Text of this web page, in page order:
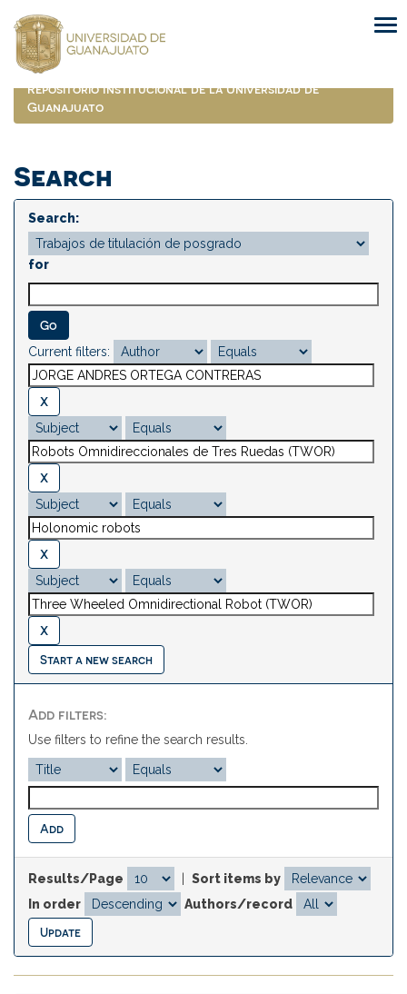
navigation
Repositorio Institucional de la Universidad de
Guanajuato
Search
Search:
for
Current filters:
Start a new search
Add filters:
Use filters to refine the search results.
Results/Page
Sort items by
In order
Authors/record